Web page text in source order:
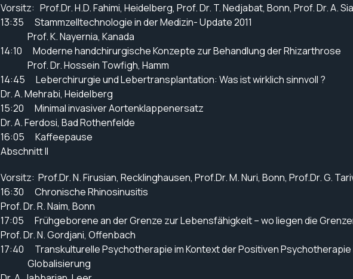
Vorsitz: Prof.Dr. H.D. Fahimi, Heidelberg, Prof. Dr. T. Nedjabat, Bonn, Prof. Dr. A.
13:35 Stammzelltechnologie in der Medizin- Update 2011
Prof. K. Nayernia, Kanada
14:10 Moderne handchirurgische Konzepte zur Behandlung der Rhizarthrose
Prof. Dr. Hossein Towfigh, Hamm
14:45 Leberchirurgie und Lebertransplantation: Was ist wirklich sinnvoll ?
Dr. A. Mehrabi, Heidelberg
15:20 Minimal invasiver Aortenklappenersatz
Dr. A. Ferdosi, Bad Rothenfelde
16:05 Kaffeepause
Abschnitt II
Vorsitz: Prof.Dr. N. Firusian, Recklinghausen, Prof.Dr. M. Nuri, Bonn, Prof.Dr. G.
16:30 Chronische Rhinosinusitis
Prof. Dr. R. Naim, Bonn
17:05 Frühgeborene an der Grenze zur Lebensfähigkeit – wo liegen die
Prof. Dr. N. Gordjani, Offenbach
17:40 Transkulturelle Psychotherapie im Kontext der Positiven Psychotherapie
Globalisierung